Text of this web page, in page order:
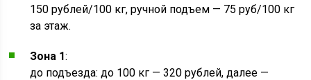
150 рублей/100 кг, ручной подъем — 75 руб/100 кг
за этаж.
Зона 1:
до подъезда: до 100 кг — 320 рублей, далее —